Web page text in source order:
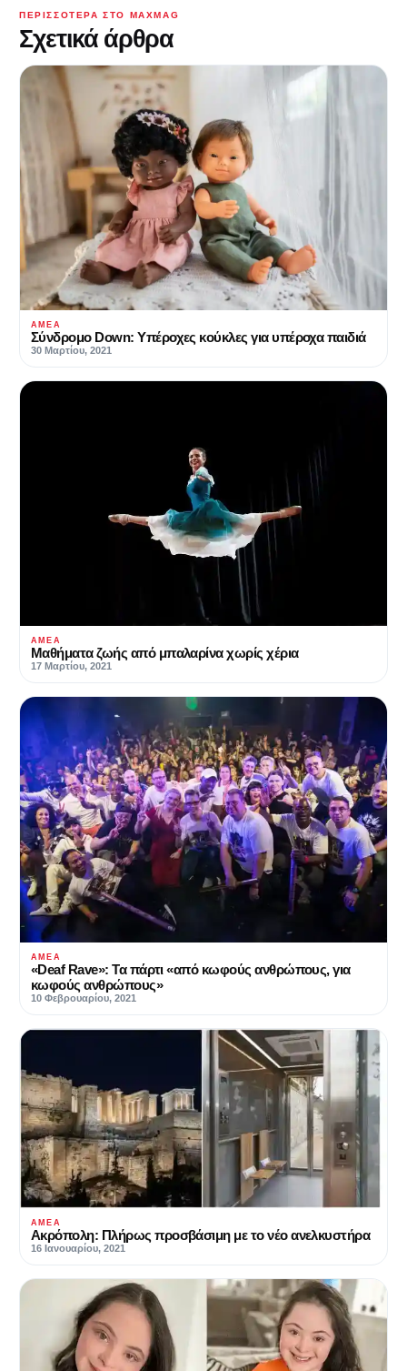
ΠΕΡΙΣΣΌΤΕΡΑ ΣΤΟ MAXMAG
Σχετικά άρθρα
ΑΜΕΑ
Σύνδρομο Down: Υπέροχες κούκλες για υπέροχα παιδιά
30 Μαρτίου, 2021
ΑΜΕΑ
Μαθήματα ζωής από μπαλαρίνα χωρίς χέρια
17 Μαρτίου, 2021
ΑΜΕΑ
«Deaf Rave»: Τα πάρτι «από κωφούς ανθρώπους, για
κωφούς ανθρώπους»
10 Φεβρουαρίου, 2021
ΑΜΕΑ
Ακρόπολη: Πλήρως προσβάσιμη με το νέο ανελκυστήρα
16 Ιανουαρίου, 2021